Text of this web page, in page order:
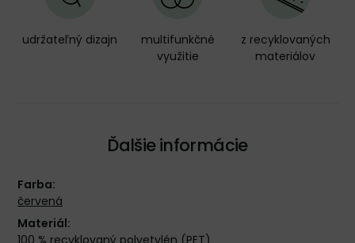
udržateľný dizajn
multifunkčné
využitie
z recyklovaných
materiálov
Ďalšie informácie
Farba:
červená
Materiál:
100 % recyklovaný polyetylén (PET)